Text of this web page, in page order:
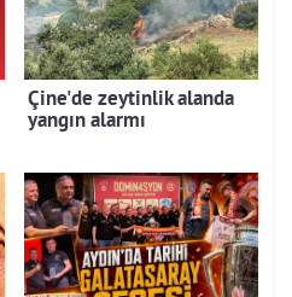
Çine'de zeytinlik alanda
yangın alarmı